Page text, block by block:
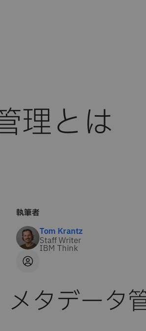
理とは
執筆者
Tom Krantz
Staff Writer
IBM Think
メタデータ